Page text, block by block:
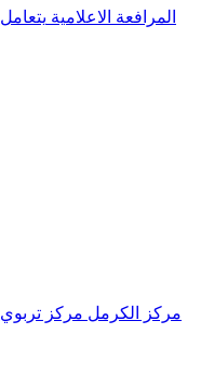
المرافعة الاعلامية يتعامل
مركز الكرمل مركز تربوي